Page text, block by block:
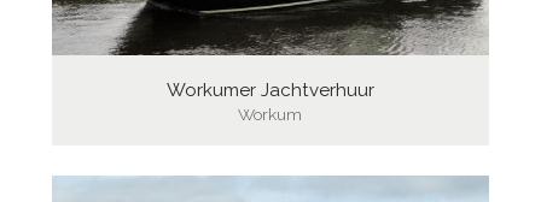
Workumer Jachtverhuur
Workum